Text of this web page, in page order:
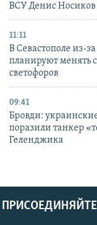
ВСУ Денис Носиков
11:11
В Севастополе из-
планируют менять
светофоров
09:41
Бровди:
поразили танкер
Геленджика